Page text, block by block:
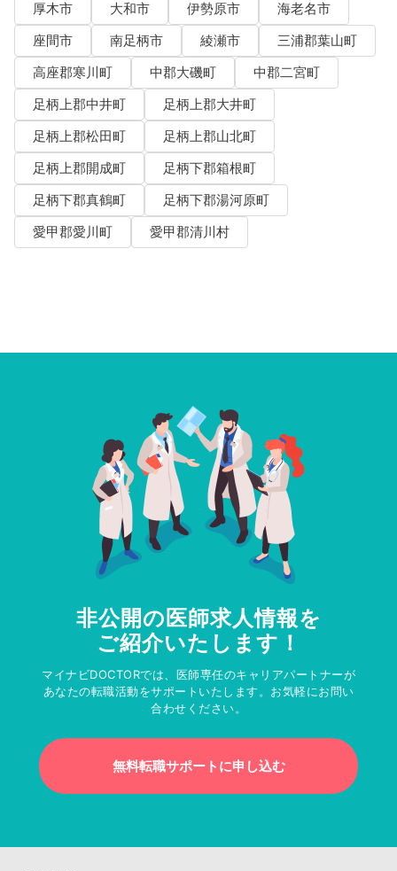
厚木市
大和市 伊勢原市
海老名市
座間市
南足柄市 綾瀬市
三浦郡葉山町
高座郡寒川町
中郡大磯町
中郡二宮町
足柄上郡中井町
足柄上郡大井町
足柄上郡松田町
足柄上郡山北町
足柄上郡開成町
足柄下郡箱根町
足柄下郡真鶴町
足柄下郡湯河原町
愛甲郡愛川町
愛甲郡清川村
非公開の医師求人情報を
ご紹介いたします！
マイナビDOCTORでは、医師専任のキャリアパートナーが
あなたの転職活動をサポートいたします。お気軽にお問い
合わせください。
無料転職サポートに申し込む